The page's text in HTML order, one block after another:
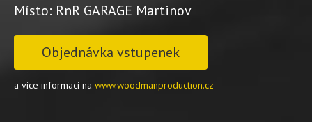
Místo: RnR GARAGE Martinov
Objednávka vstupenek
a více informací na www.woodmanproduction.cz